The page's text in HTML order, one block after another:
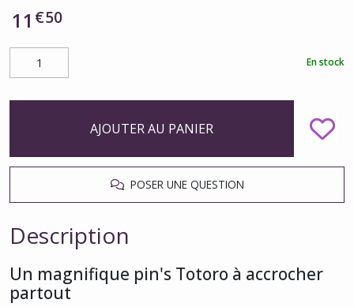
11 €50
En stock
AJOUTER AU PANIER
POSER UNE QUESTION
Description
Un magnifique pin's Totoro à accrocher
partout